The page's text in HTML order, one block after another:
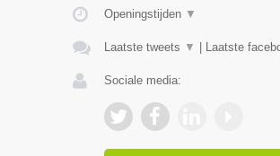
Openingstijden ▼
Laatste tweets ▼ Laatste
Sociale media: